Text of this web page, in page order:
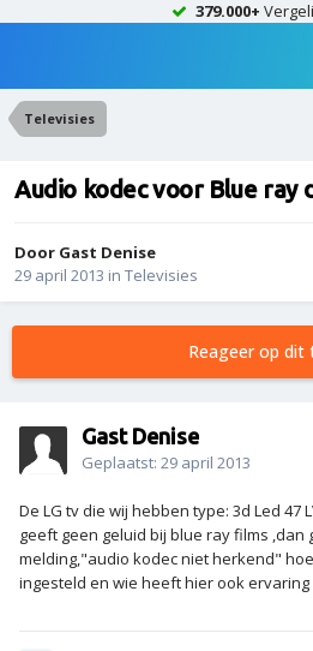
379.000+
Televisies
Audio kodec voor Blue ray
Door Gast Denise
29 april 2013 in Televisies
Reageer op dit
Gast Denise
Geplaatst: 29 april 2013
De LG tv die wij hebben type: 3d Led 47
geeft geen geluid bij blue ray films
melding,"audio kodec niet herkend"
ingesteld en wie heeft hier ook ervaring